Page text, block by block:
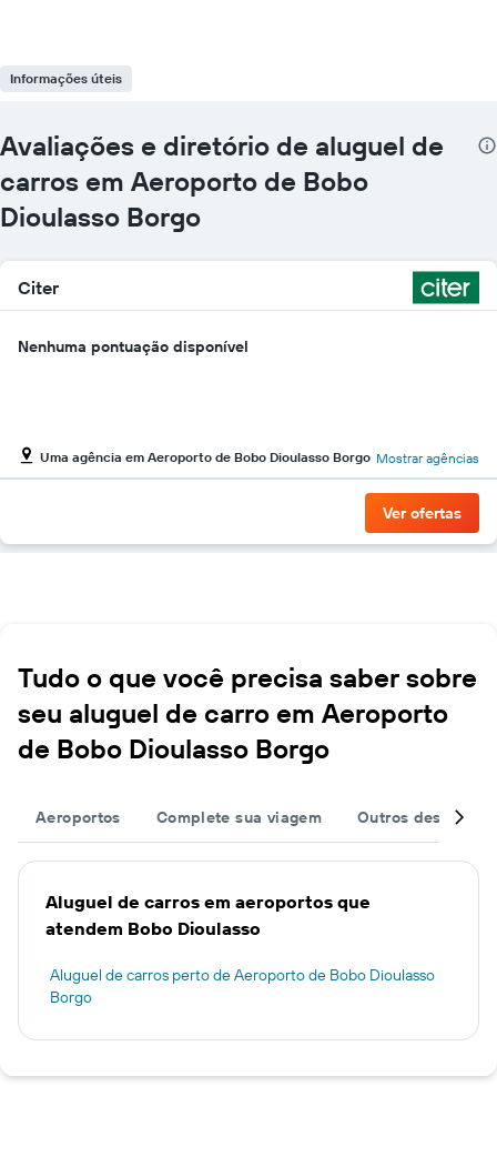
Informações úteis
Avaliações e diretório de aluguel de
carros em Aeroporto de Bobo
Dioulasso Borgo
Citer
Nenhuma pontuação disponível
Uma agência em Aeroporto de Bobo Dioulasso Borgo Mostrar agências
Ver ofertas
Tudo o que você precisa saber sobre
seu aluguel de carro em Aeroporto
de Bobo Dioulasso Borgo
Aeroportos Complete sua viagem Outros destinos
Aluguel de carros em aeroportos que
atendem Bobo Dioulasso
Aluguel de carros perto de Aeroporto de Bobo Dioulasso
Borgo